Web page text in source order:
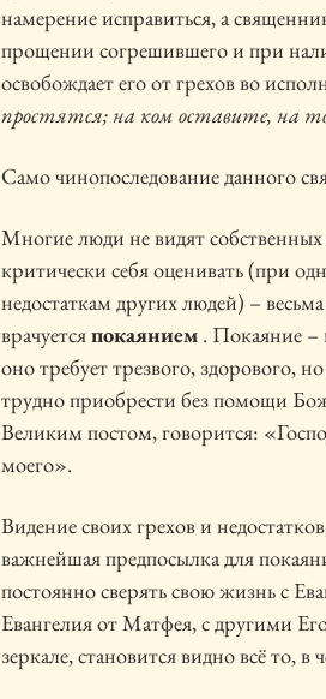
намерение исправиться, а
прощении согрешившего и при
освобождает его от грехов во
простятся; на ком оставите, на
Само чинопоследование данного
Многие люди не видят собственных
критически себя оценивать (при
недостаткам других людей) –
врачуетсяпокаянием . Покаяние –
оно требует трезвого, здорового,
трудно приобрести без помощи
Великим постом, говорится:
моего».
Видение своих грехов и
важнейшая предпосылка для
постоянно сверять свою жизнь с
Евангелия от Матфея, с другими
зеркале, становится видно всё то,